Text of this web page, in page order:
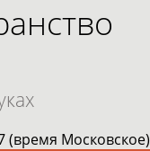
(время Московское)